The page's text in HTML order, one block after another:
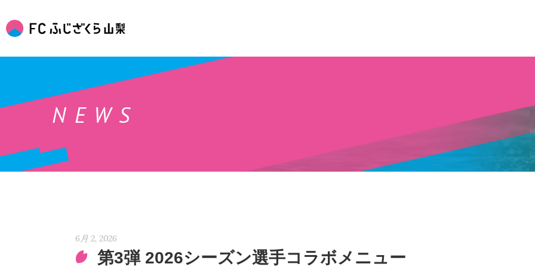
NEWS
6月 2, 2026
第3弾 2026シーズン選手コラボメニュー